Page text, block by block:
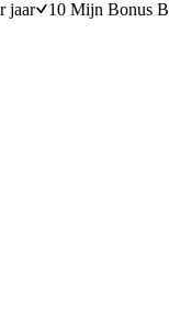
jaar 10 Mijn Bonus